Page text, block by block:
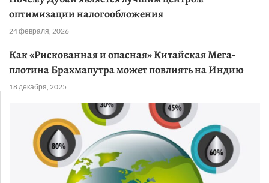
оптимизации налогообложения
24 февраля, 2026
Как «Рискованная и опасная» Китайская Мега-
плотина Брахмапутра может повлиять на Индию
18 декабря, 2025